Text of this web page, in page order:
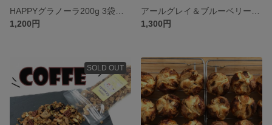
1,200円
1,300円
SOLD OUT